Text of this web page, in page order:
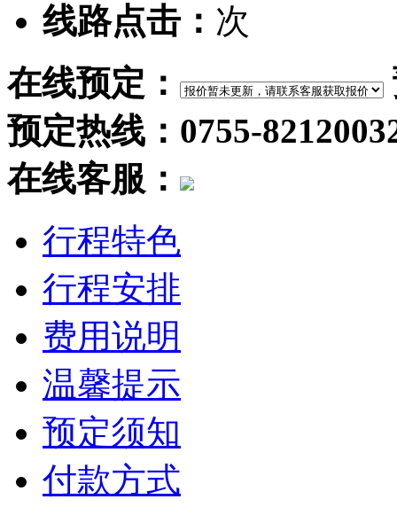
线路点击： 次
在线预定：
预定热线：0755-
在线客服：
行程特色
行程安排
费用说明
温馨提示
预定须知
付款方式